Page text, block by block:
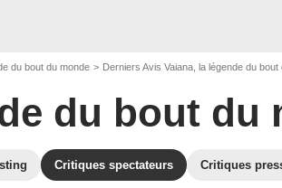
du bout du monde Derniers Avis Vaiana, la légende du bout
du bout du
Critiques spectateurs Critiques